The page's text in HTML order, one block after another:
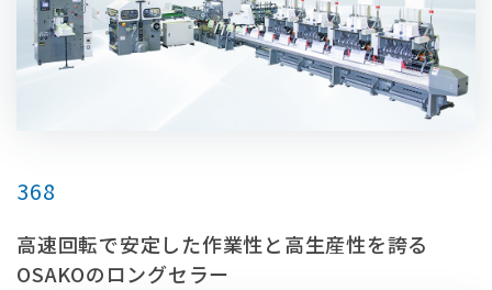
368
高速回転で安定した作業性と高生産性を誇る
OSAKOのロングセラー